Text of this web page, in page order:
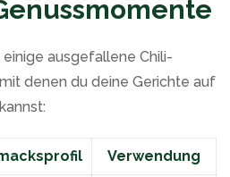
ausgefallene Chili-
denen du deine Gerichte auf
Verwendung